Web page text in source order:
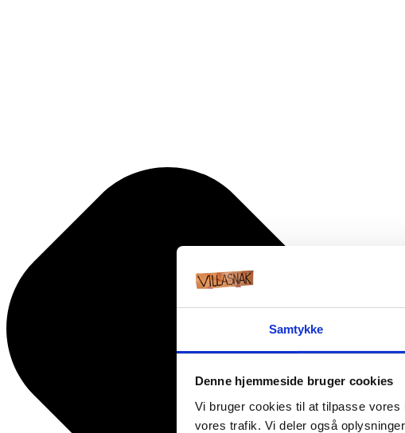
Samtykke
Denne hjemmeside bruger cookies
Vi bruger cookies til at tilpasse
vores trafik. Vi deler også